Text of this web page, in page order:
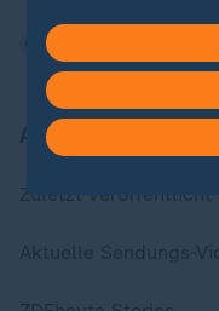
Aktuell bei ZDFheute
Zuletzt veröffentlicht